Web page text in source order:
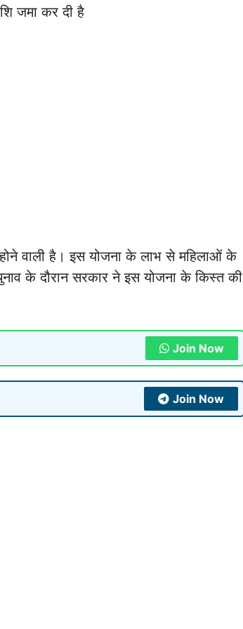
जमा कर दी है
वाली है। इस योजना के लाभ से महिलाओं के
के दौरान सरकार ने इस योजना के किस्त की
Join Now
Join Now